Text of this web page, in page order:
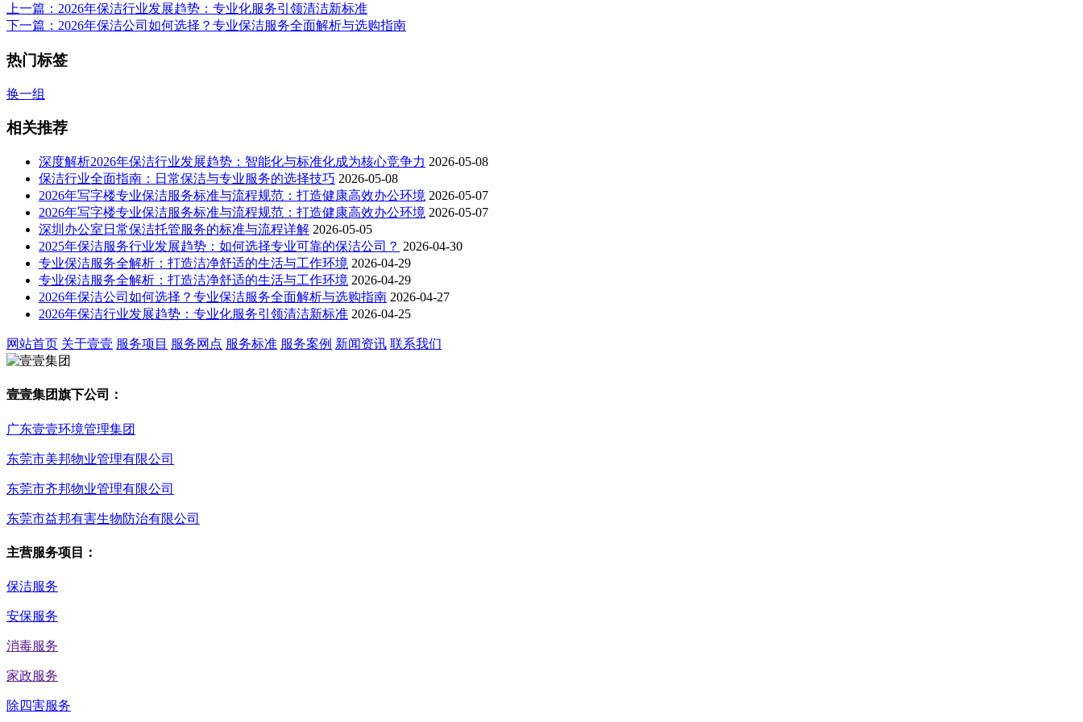
上一篇 ：2026年保洁行业发展趋势：专业化服务引领清洁新标准
下一篇 ：2026年保洁公司如何选择？专业保洁服务全面解析与选购指南
热门标签
换一组
相关推荐
深度解析2026年保洁行业发展趋势：智能化与标准化成为核心竞争力 2026-05-08
保洁行业全面指南：日常保洁与专业服务的选择技巧 2026-05-08
2026年写字楼专业保洁服务标准与流程规范：打造健康高效办公环境 2026-05-07
2026年写字楼专业保洁服务标准与流程规范：打造健康高效办公环境 2026-05-07
深圳办公室日常保洁托管服务的标准与流程详解 2026-05-05
2025年保洁服务行业发展趋势：如何选择专业可靠的保洁公司？ 2026-04-30
专业保洁服务全解析：打造洁净舒适的生活与工作环境 2026-04-29
专业保洁服务全解析：打造洁净舒适的生活与工作环境 2026-04-29
2026年保洁公司如何选择？专业保洁服务全面解析与选购指南 2026-04-27
2026年保洁行业发展趋势：专业化服务引领清洁新标准 2026-04-25
网站首页 关于壹壹 服务项目 服务网点 服务标准 服务案例 新闻资讯 联系我们
壹壹集团旗下公司：
广东壹壹环境管理集团
东莞市美邦物业管理有限公司
东莞市齐邦物业管理有限公司
东莞市益邦有害生物防治有限公司
主营服务项目：
保洁服务
安保服务
消毒服务
家政服务
除四害服务